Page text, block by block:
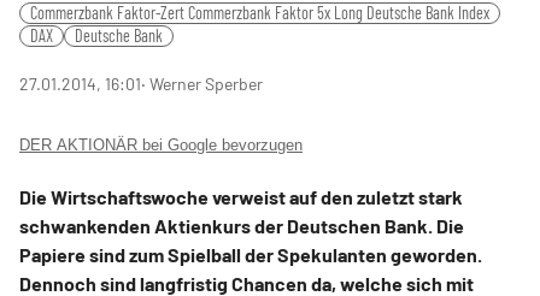
Commerzbank Faktor-Zert Commerzbank Faktor 5x Long Deutsche Bank Index
DAX
Deutsche Bank
27.01.2014, 16:01‧ Werner Sperber
DER AKTIONÄR bei Google bevorzugen
Die Wirtschaftswoche verweist auf den zuletzt stark
schwankenden Aktienkurs der Deutschen Bank. Die
Papiere sind zum Spielball der Spekulanten geworden.
Dennoch sind langfristig Chancen da, welche sich mit